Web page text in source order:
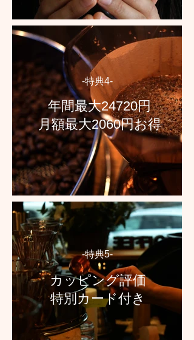
-特典4-
-特典5-
カッピング評価
特別カード付き
年間最大24720円
月額最大2060円お得